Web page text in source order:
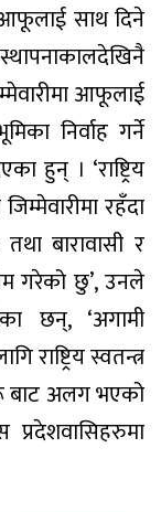
साथ दिने
आफूलाई
निर्वाह गर्ने
हुन् । ‘राष्ट्रिय
रहँदा
तथा बारावासी र
गरेको छु’, उनले
छन्, ‘अगामी
स्वतन्त्र
बाट अलग भएको